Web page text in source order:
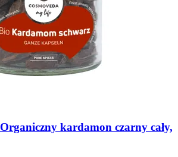
Organiczny kardamon czarny cały,